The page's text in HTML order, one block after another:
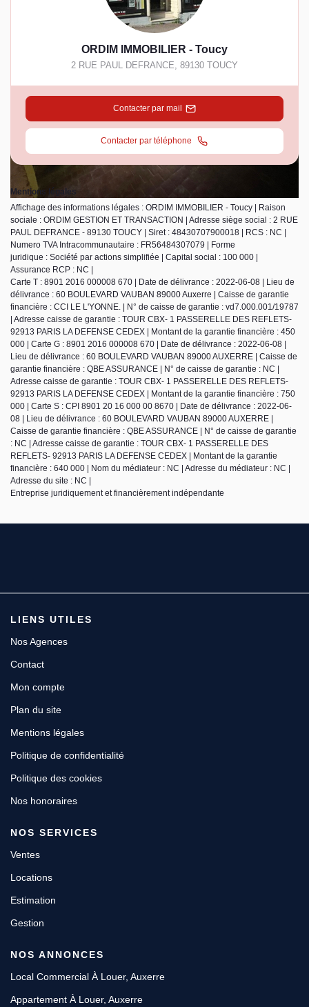
ORDIM IMMOBILIER - Toucy
2 RUE PAUL DEFRANCE 89130 TOUCY
Contacter par mail
Contacter par téléphone
Mentions légales
Affichage des informations légales : ORDIM IMMOBILIER - Toucy | Raison
sociale : ORDIM GESTION ET TRANSACTION | Adresse siège social : 2 RUE
PAUL DEFRANCE - 89130 TOUCY | Siret : 48430707900018 | RCS : NC |
Numero TVA Intracommunautaire : FR56484307079 | Forme
juridique : Société par actions simplifiée | Capital social : 100 000 |
Assurance RCP : NC |
Carte T : 8901 2016 000008 670 | Date de délivrance : 2022-06-08 | Lieu de
délivrance : 60 BOULEVARD VAUBAN 89000 Auxerre | Caisse de garantie
financière : CCI LE L'YONNE. | N° de caisse de garantie : vd7.000.001/19787
| Adresse caisse de garantie : TOUR CBX- 1 PASSERELLE DES REFLETS-
92913 PARIS LA DEFENSE CEDEX | Montant de la garantie financière : 450
000 | Carte G : 8901 2016 000008 670 | Date de délivrance : 2022-06-08 |
Lieu de délivrance : 60 BOULEVARD VAUBAN 89000 AUXERRE | Caisse de
garantie financière : QBE ASSURANCE | N° de caisse de garantie : NC |
Adresse caisse de garantie : TOUR CBX- 1 PASSERELLE DES REFLETS-
92913 PARIS LA DEFENSE CEDEX | Montant de la garantie financière : 750
000 | Carte S : CPI 8901 20 16 000 00 8670 | Date de délivrance : 2022-06-
08 | Lieu de délivrance : 60 BOULEVARD VAUBAN 89000 AUXERRE |
Caisse de garantie financière : QBE ASSURANCE | N° de caisse de garantie
: NC | Adresse caisse de garantie : TOUR CBX- 1 PASSERELLE DES
REFLETS- 92913 PARIS LA DEFENSE CEDEX | Montant de la garantie
financière : 640 000 | Nom du médiateur : NC | Adresse du médiateur : NC |
Adresse du site : NC |
Entreprise juridiquement et financièrement indépendante
LIENS UTILES
Nos Agences
Contact
Mon compte
Plan du site
Mentions légales
Politique de confidentialité
Politique des cookies
Nos honoraires
NOS SERVICES
Ventes
Locations
Estimation
Gestion
NOS ANNONCES
Local Commercial À Louer, Auxerre
Appartement À Louer, Auxerre